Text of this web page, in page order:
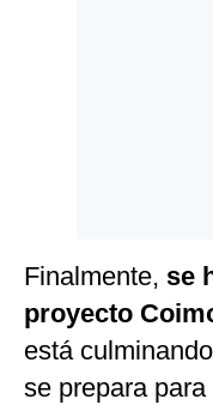
Finalmente, se
proyecto
está
se prepara